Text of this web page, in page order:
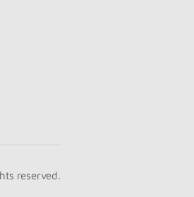
reserved.